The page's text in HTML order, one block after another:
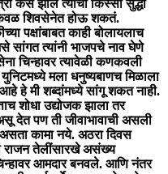
कसे झाले त्यांचा किस्सा सुद्धा
केवळ शिवसेनेत होऊ शकतं.
पक्षांबाबत काही बोलायलाच
त्यांनी भाजपचे नाव घेणे
चिन्हावर त्यावेळी कणकवली
मला धनुष्यबाणच मिळाला
हे मी शब्दांमध्ये सांगू शकत नाही.
शोधा उद्योजक झाला तर
देत पण ती जीवाभावाची असली
कामा नये. अठरा दिवस
राजन तेलींसारखे असंख्य
आमदार बनवले. आणि नंतर